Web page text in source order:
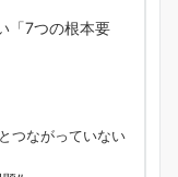
「7つの根本要
つながっていない